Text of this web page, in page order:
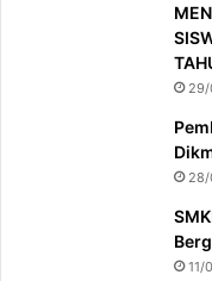
11/